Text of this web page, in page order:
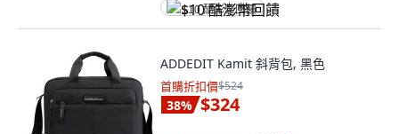
$10 酷澎幣回饋
ADDEDIT Kamit 斜背包, 黑色
首購折扣價$524
38% $324